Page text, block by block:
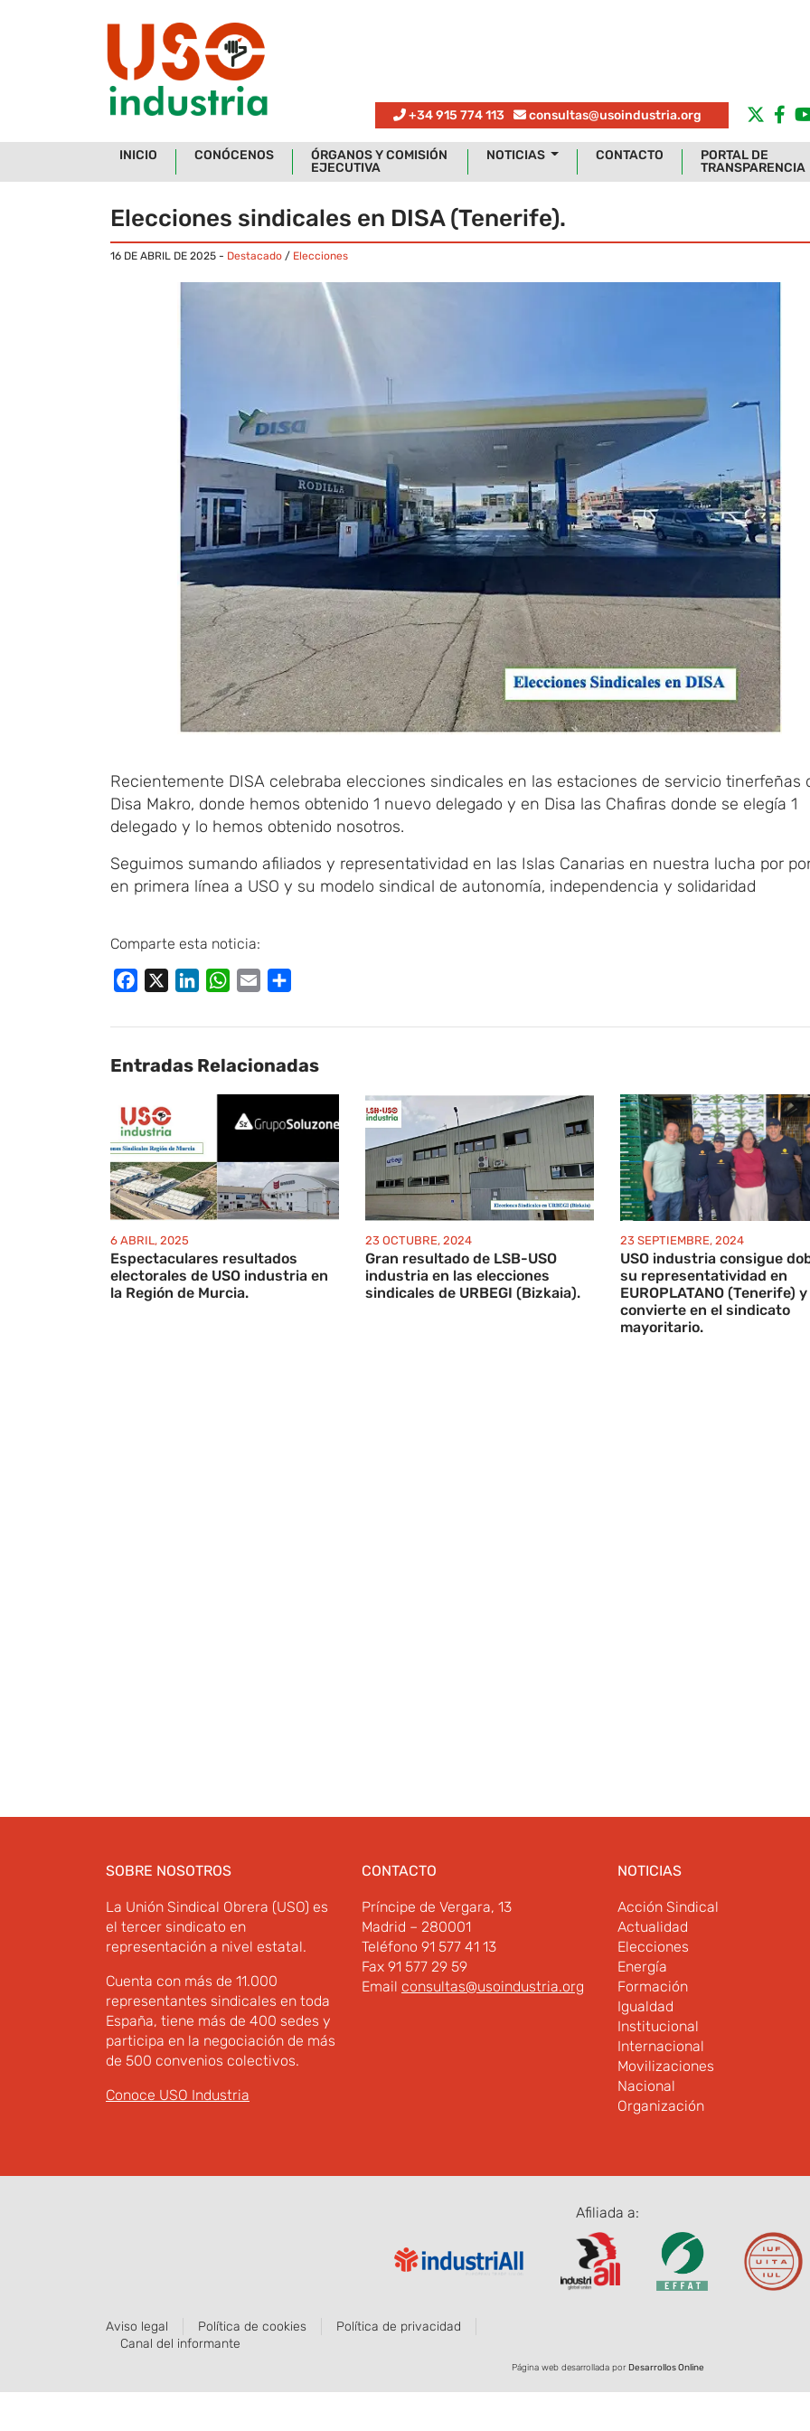
+34 915 774 113 consultas@usoindustria.org
INICIO CONÓCENOS
ÓRGANOS Y COMISIÓN
EJECUTIVA
NOTICIAS CONTACTO
PORTAL DE
TRANSPARENCIA
Elecciones sindicales en DISA (Tenerife).
16 DE ABRIL DE 2025 - Destacado / Elecciones
Recientemente DISA celebraba elecciones sindicales en las estaciones de servicio tinerfeñas
Disa Makro, donde hemos obtenido 1 nuevo delegado y en Disa las Chafiras donde se elegía 1
delegado y lo hemos obtenido nosotros.
Seguimos sumando afiliados y representatividad en las Islas Canarias en nuestra lucha por
en primera línea a USO y su modelo sindical de autonomía, independencia y solidaridad
Comparte esta noticia:
Facebook LinkedInWhatsApp
Email
Entradas Relacionadas
6 ABRIL, 2025
Espectaculares resultados
electorales de USO industria en
la Región de Murcia.
23 OCTUBRE, 2024
Gran resultado de LSB-USO
industria en las elecciones
sindicales de URBEGI (Bizkaia).
23 SEPTIEMBRE, 2024
USO industria consigue
su representatividad en
EUROPLATANO (Tenerife)
convierte en el sindicato
mayoritario.
SOBRE NOSOTROS
La Unión Sindical Obrera (USO) es
el tercer sindicato en
representación a nivel estatal.
Cuenta con más de 11.000
representantes sindicales en toda
España, tiene más de 400 sedes y
participa en la negociación de más
de 500 convenios colectivos.
Conoce USO Industria
CONTACTO
Príncipe de Vergara, 13
Madrid – 280001
Teléfono 91 577 41 13
Fax 91 577 29 59
Email consultas@usoindustria.org
NOTICIAS
Acción Sindical
Actualidad
Elecciones
Energía
Formación
Igualdad
Institucional
Internacional
Movilizaciones
Nacional
Organización
Afiliada a:
Aviso legal Política de cookies
Política de privacidad
Canal del informante
Página web desarrollada porDesarrollos Online